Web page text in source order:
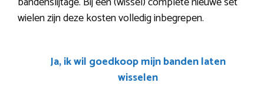
wielen zijn deze kosten volledig inbegrepen.
Ja, ik wil goedkoop mijn banden laten
wisselen